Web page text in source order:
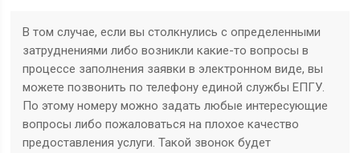
В том случае, если вы столкнулись с определенными
затруднениями либо возникли какие-то вопросы в
процессе заполнения заявки в электронном виде, вы
можете позвонить по телефону единой службы ЕПГУ.
По этому номеру можно задать любые интересующие
вопросы либо пожаловаться на плохое качество
предоставления услуги. Такой звонок будет